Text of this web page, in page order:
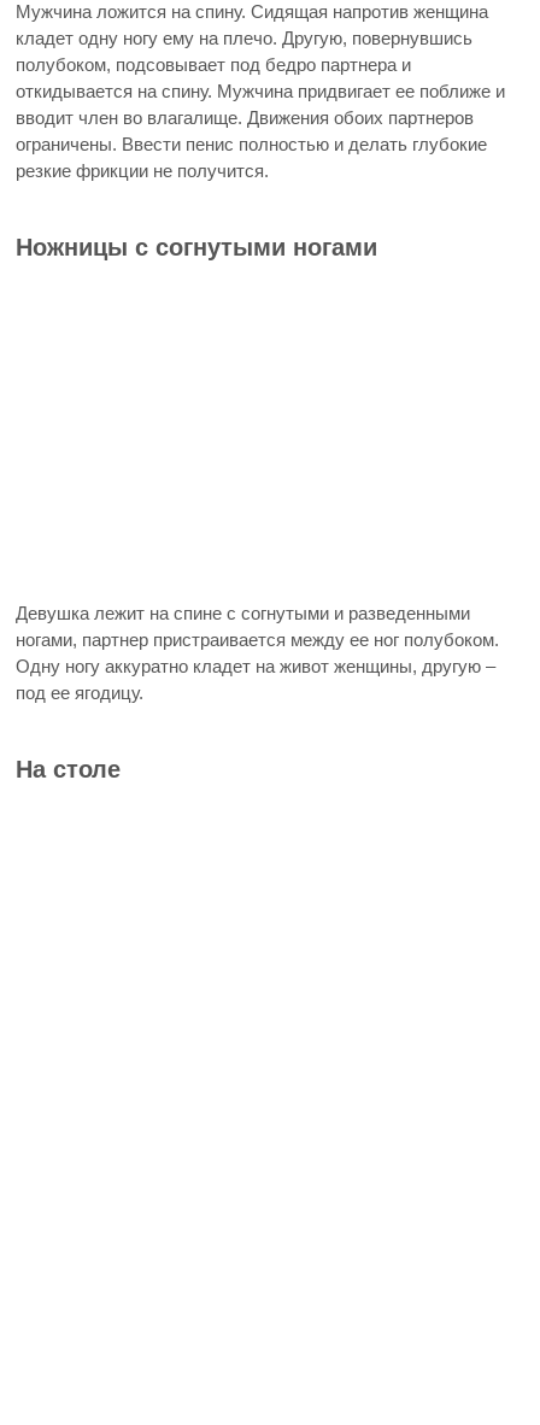
Мужчина ложится на спину. Сидящая напротив женщина
кладет одну ногу ему на плечо. Другую, повернувшись
полубоком, подсовывает под бедро партнера и
откидывается на спину. Мужчина придвигает ее поближе и
вводит член во влагалище. Движения обоих партнеров
ограничены. Ввести пенис полностью и делать глубокие
резкие фрикции не получится.
Ножницы с согнутыми ногами
Девушка лежит на спине с согнутыми и разведенными
ногами, партнер пристраивается между ее ног полубоком.
Одну ногу аккуратно кладет на живот женщины, другую –
под ее ягодицу.
На столе